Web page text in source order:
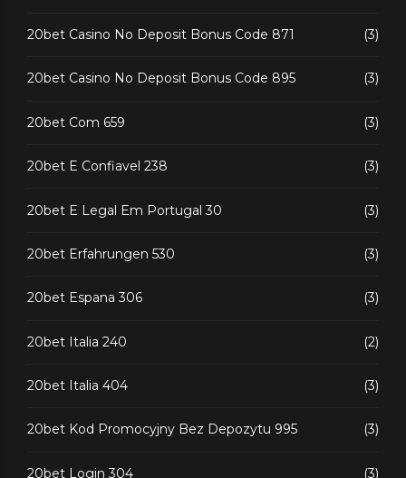
20bet Casino No Deposit Bonus Code 871 (3)
20bet Casino No Deposit Bonus Code 895 (3)
20bet Com 659 (3)
20bet E Confiavel 238 (3)
20bet E Legal Em Portugal 30 (3)
20bet Erfahrungen 530 (3)
20bet Espana 306 (3)
20bet Italia 240 (2)
20bet Italia 404 (3)
20bet Kod Promocyjny Bez Depozytu 995 (3)
20bet Login 304 (3)